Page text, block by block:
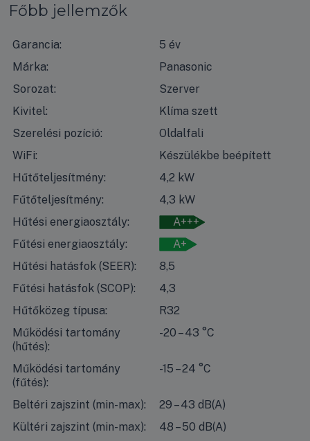
Főbb jellemzők
Garancia:
5 év
Márka:
Panasonic
Sorozat:
Szerver
Kivitel:
Klíma szett
Szerelési pozíció:
Oldalfali
WiFi:
Készülékbe beépített
Hűtőteljesítmény:
4,2 kW
Fűtőteljesítmény:
4,3 kW
Hűtési energiaosztály:
A+++
Fűtési energiaosztály:
A+
Hűtési hatásfok (SEER):
8,5
Fűtési hatásfok (SCOP):
4,3
Hűtőközeg típusa:
R32
Működési tartomány
(hűtés):
-20 – 43 °C
Működési tartomány
(fűtés):
-15 – 24 °C
Beltéri zajszint (min-max):
29 – 43 dB(A)
Kültéri zajszint (min-max):
48 – 50 dB(A)